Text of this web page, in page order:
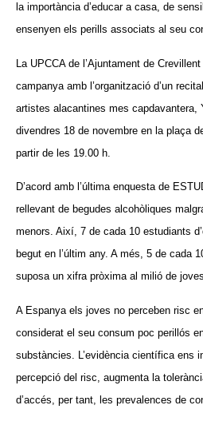
la importància d’educar a casa, de
ensenyen els perills associats al seu
La UPCCA de l’Ajuntament de
campanya amb l’organització d’un
artistes alacantines mes capdavantera,
divendres 18 de novembre en la plaça
partir de les 19.00 h.
D’acord amb l’última enquesta de
rellevant de begudes alcohòliques
menors. Així, 7 de cada 10 estudiants
begut en l’últim any. A més, 5 de cada
suposa un xifra pròxima al milió de
A Espanya els joves no perceben risc
considerat el seu consum poc perillós
substàncies. L’evidència científica ens
percepció del risc, augmenta la
d’accés, per tant, les prevalences de